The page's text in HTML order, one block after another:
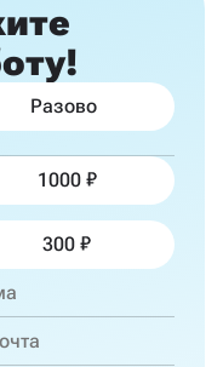
Разово
1000
300